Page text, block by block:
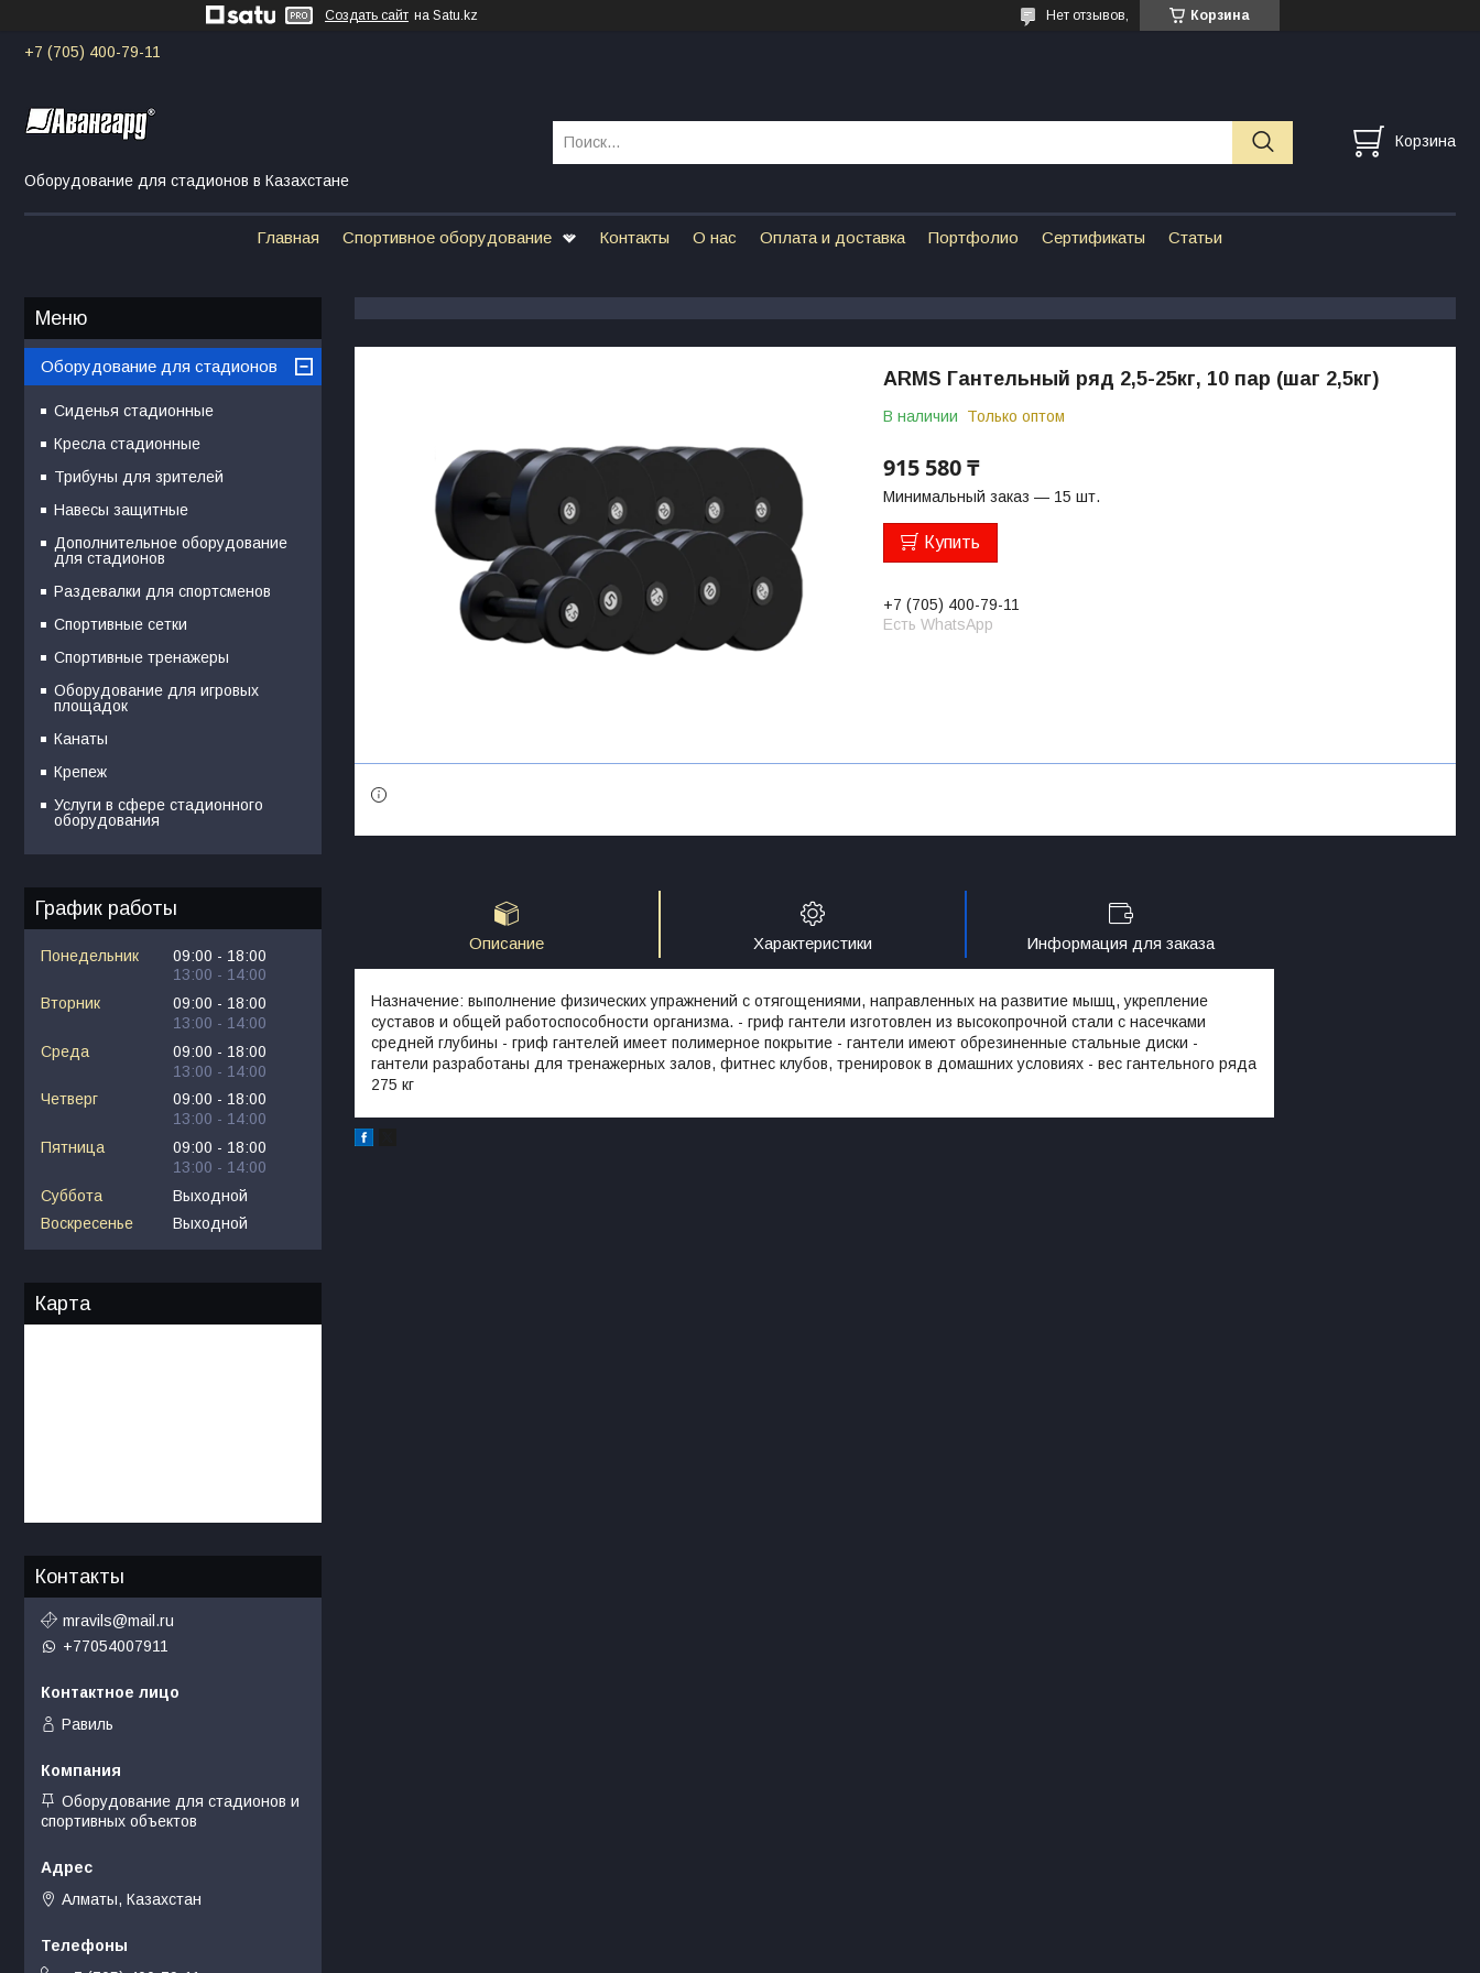
Создать сайт на Satu.kz Корзина
Нет отзывов,
+7 (705) 400-79-11
Оборудование для стадионов в Казахстане
Корзина
Главная Спортивное оборудование Контакты О нас Оплата и доставка Портфолио Сертификаты Статьи
ARMS Гантельный ряд 2,5-25кг, 10 пар (шаг 2,5кг)
В наличии Только оптом
915 580 ₸
Минимальный заказ — 15 шт.
Купить
+7 (705) 400-79-11
Есть WhatsApp
Описание Характеристики Информация для заказа
Назначение: выполнение физических упражнений с отягощениями, направленных на развитие мышц, укрепление
суставов и общей работоспособности организма. - гриф гантели изготовлен из высокопрочной стали с насечками
средней глубины - гриф гантелей имеет полимерное покрытие - гантели имеют обрезиненные стальные диски -
гантели разработаны для тренажерных залов, фитнес клубов, тренировок в домашних условиях - вес гантельного ряда
275 кг
Оборудование для стадионов
Сиденья стадионные
Кресла стадионные
Трибуны для зрителей
Навесы защитные
Дополнительное оборудование
для стадионов
Раздевалки для спортсменов
Спортивные сетки
Спортивные тренажеры
Оборудование для игровых
площадок
Канаты
Крепеж
Услуги в сфере стадионного
оборудования
График работы
Понедельник 09:00
18:00
13:00
14:00
Вторник
09:00
18:00
13:00
14:00
Среда
09:00
18:00
13:00
14:00
Четверг
09:00
18:00
13:00
14:00
Пятница
09:00
18:00
13:00
14:00
Суббота
Выходной
Воскресенье
Выходной
Карта
Контакты
mravils@mail.ru
+77054007911
Равиль
Оборудование для стадионов и
спортивных объектов
Алматы, Казахстан